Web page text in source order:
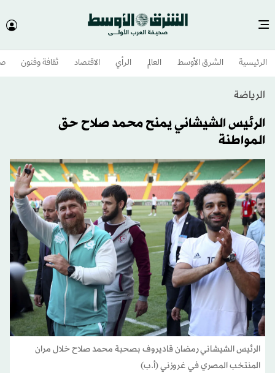
الرئيسية الشرق الأوسط​ العالم الرأي الاقتصاد ثقافة وفنون
الرياضة
الرئيس الشيشاني يمنح محمد صلاح حق
المواطنة
الرئيس الشيشاني رمضان قاديروف بصحبة محمد صلاح خلال مران
المنتخب المصري في غروزني (أ.ب)